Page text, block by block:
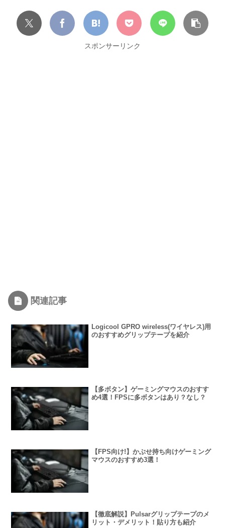
スポンサーリンク
関連記事
Logicool GPRO wireless(ワイヤレス)用
のおすすめグリップテープを紹介
【多ボタン】ゲーミングマウスのおすす
め4選！FPSに多ボタンはあり？なし？
【FPS向け!】かぶせ持ち向けゲーミング
マウスのおすすめ3選！
【徹底解説】Pulsarグリップテープのメ
リット・デメリット！貼り方も紹介